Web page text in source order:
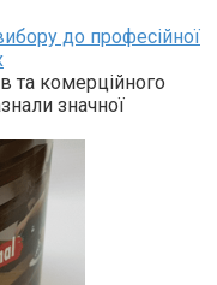
до професійної
та комерційного
значної